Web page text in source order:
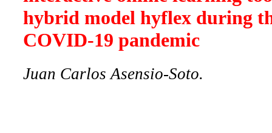
hybrid model hyflex during
COVID-19 pandemic
Juan Carlos Asensio-Soto.